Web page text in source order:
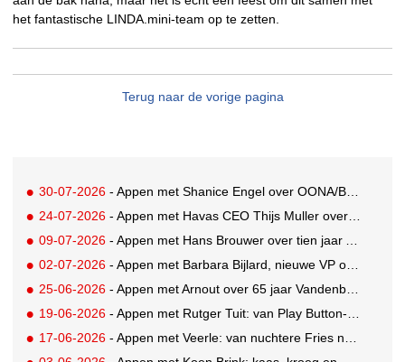
het fantastische LINDA.mini-team op te zetten.
Terug naar de vorige pagina
30-07-2026 - Appen met Shanice Engel over OONA/BAAS' Human Influence Paper
24-07-2026 - Appen met Havas CEO Thijs Muller over de overname van SportVibes
09-07-2026 - Appen met Hans Brouwer over tien jaar A'DAM Toren
02-07-2026 - Appen met Barbara Bijlard, nieuwe VP of Clients bij DEPT
25-06-2026 - Appen met Arnout over 65 jaar Vandenbusken
19-06-2026 - Appen met Rutger Tuit: van Play Button-parkeerplaats tot Grand Prix-stem
17-06-2026 - Appen met Veerle: van nuchtere Fries naar Cannes-correspondent